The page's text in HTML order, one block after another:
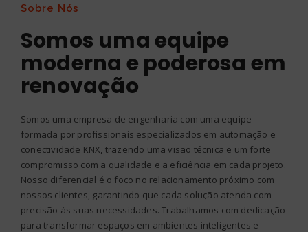
Sobre Nós
Somos uma equipe
moderna e poderosa em
renovação
Somos uma empresa de engenharia com uma equipe
formada por profissionais especializados em automação e
conectividade KNX, trazendo uma visão técnica e um forte
compromisso com a qualidade e a eficiência em cada projeto.
Nosso diferencial é o foco no relacionamento próximo com
nossos clientes, garantindo que cada solução atenda com
precisão às suas necessidades. Trabalhamos com dedicação
para transformar espaços em ambientes inteligentes e